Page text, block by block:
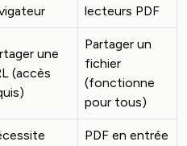
lecteurs PDF
une
(accès
Partager un
fichier
(fonctionne
pour tous)
PDF en entrée